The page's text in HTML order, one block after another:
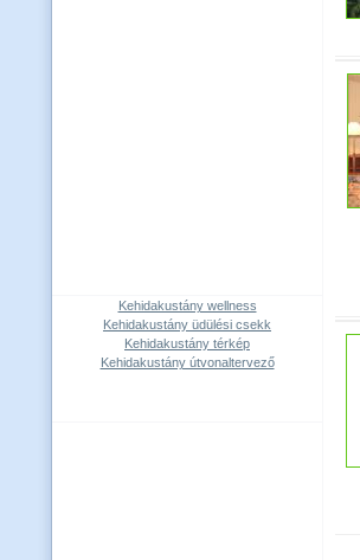
Kehidakustány wellness
Kehidakustány üdülési csekk
Kehidakustány térkép
Kehidakustány útvonaltervező